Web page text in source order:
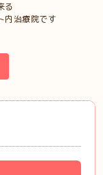
る
内治療院です